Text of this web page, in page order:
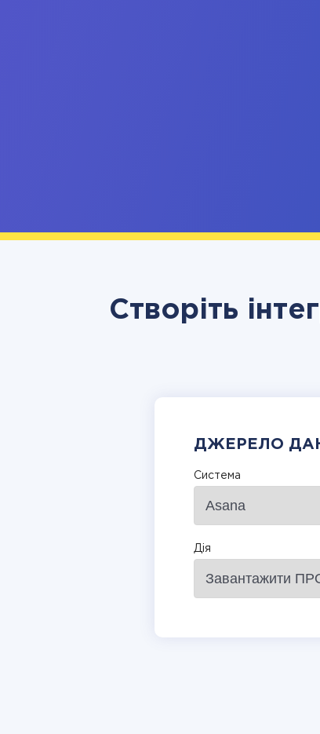
Створіть
ДЖЕРЕЛО
Система
Дія